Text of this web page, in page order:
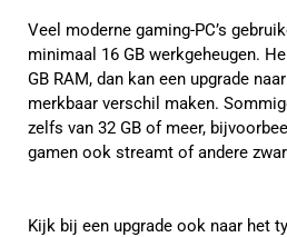
Veel moderne gaming-PC’s
minimaal 16 GB werkgeheugen.
GB RAM, dan kan een upgrade
merkbaar verschil maken.
zelfs van 32 GB of meer,
gamen ook streamt of andere
Kijk bij een upgrade ook naar het